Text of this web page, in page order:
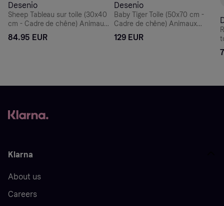
Desenio
Sheep Tableau sur toile (30x40
cm - Cadre de chêne) Animaux
sauvages
84.95 EUR
Desenio
Baby Tiger Toile (50x70 cm -
Cadre de chêne) Animaux
sauvages
129 EUR
Klarna
About us
Careers